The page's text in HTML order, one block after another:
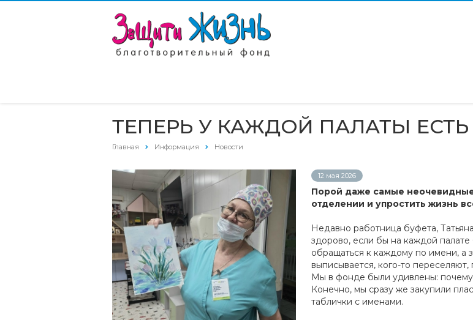
ТЕПЕРЬ У КАЖДОЙ ПАЛАТЫ
Главная Информация Новости
12 мая 2026
Порой даже самые
отделении и упростить жизнь
Недавно работница буфета,
здорово, если бы на каждой
обращаться к каждому по имени, а
выписывается, кого-то
Мы в фонде были удивлены:
Конечно, мы сразу же закупили
таблички с именами.